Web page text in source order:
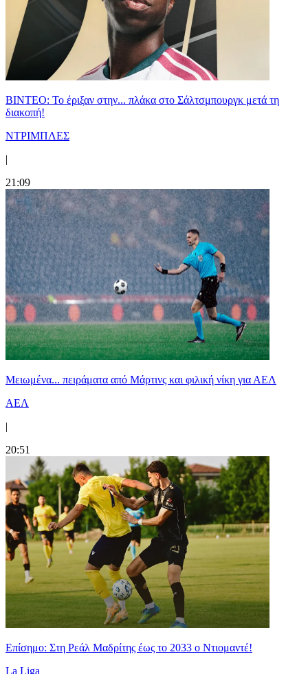
ΒΙΝΤΕΟ: Το έριξαν στην... πλάκα στο Σάλτσμπουργκ μετά τη
διακοπή!
ΝΤΡΙΜΠΛΕΣ
|
21:09
Μειωμένα... πειράματα από Μάρτινς και φιλική νίκη για ΑΕΛ
ΑΕΛ
|
20:51
Επίσημο: Στη Ρεάλ Μαδρίτης έως το 2033 ο Ντιομαντέ!
La Liga